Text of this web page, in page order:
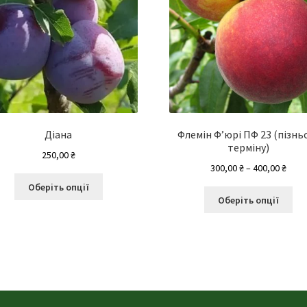
Діана
250,00₴
Оберіть опції
Флемін Ф’юрі ПФ 23
терміну)
300,00₴–400,00₴
Оберіть опції